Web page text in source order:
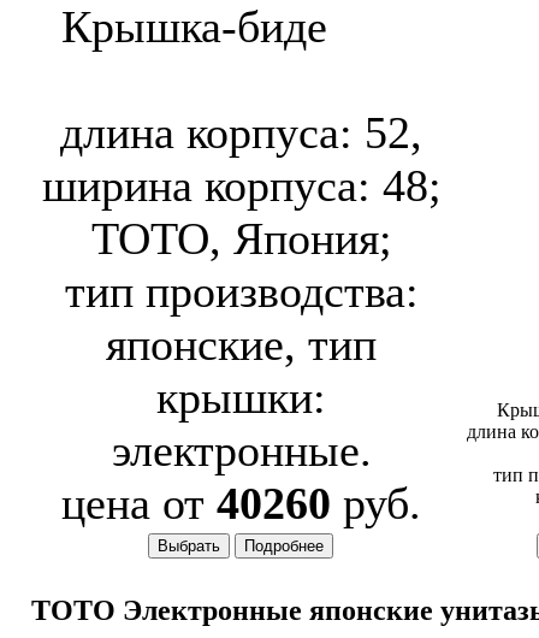
Крышка-биде
длина корпуса: 52,
ширина корпуса: 48;
TOTO, Япония;
тип производства:
японские, тип
крышки:
электронные.
цена от 40260 руб.
длина
тип
TOTO Электронные японские